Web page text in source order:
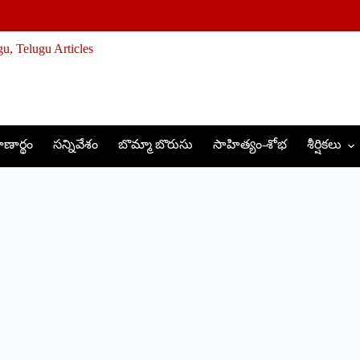
సన్నివేశం బొమ్మా బొరుసు సాహిత్యం-శోభ శీర్షికలు